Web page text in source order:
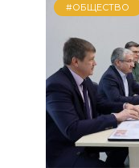
#ОБЩЕСТВО